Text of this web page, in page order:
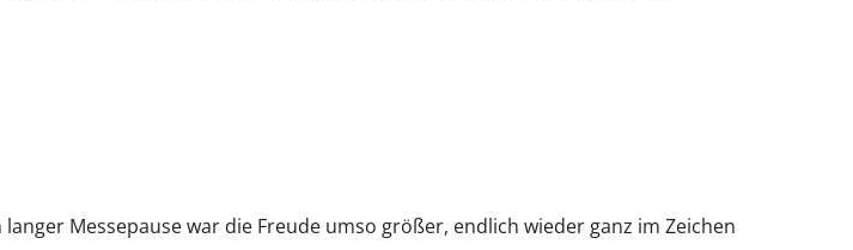
Messepause war die Freude umso größer, endlich wieder ganz im Zeichen